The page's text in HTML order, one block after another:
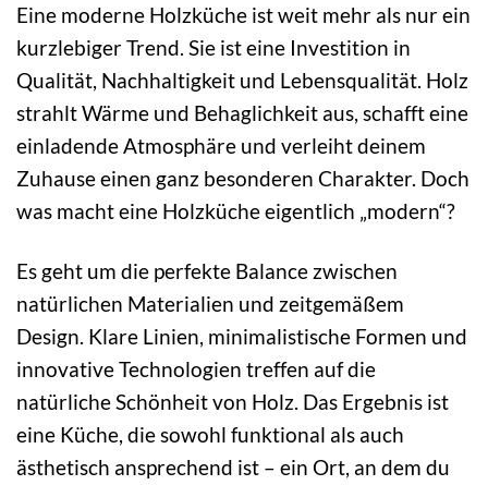
Eine moderne Holzküche ist weit mehr als nur ein
kurzlebiger Trend. Sie ist eine Investition in
Qualität, Nachhaltigkeit und Lebensqualität. Holz
strahlt Wärme und Behaglichkeit aus, schafft eine
einladende Atmosphäre und verleiht deinem
Zuhause einen ganz besonderen Charakter. Doch
was macht eine Holzküche eigentlich „modern“?
Es geht um die perfekte Balance zwischen
natürlichen Materialien und zeitgemäßem
Design. Klare Linien, minimalistische Formen und
innovative Technologien treffen auf die
natürliche Schönheit von Holz. Das Ergebnis ist
eine Küche, die sowohl funktional als auch
ästhetisch ansprechend ist – ein Ort, an dem du